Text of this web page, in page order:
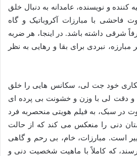
کننده و نویسنده، عامدانه به دنبال خلق
فاحشی با مبارزات آکروباتیک و گاه
شرقی داشته باشد. در اینجا، هر ضربه
نبردی برای بقا و رهایی به نظر
خود جت لی، سکانس هایی را خلق
و دقت لی با وزن و خشونت بی پرده ای
در سبک، به فیلم هویتی منحصربه فرد
دنی را منعکس می کند که از حالت
است. مبارزات، خام، بی رحم و گاهی
که کاملاً با ماهیت شخصیت دنی و